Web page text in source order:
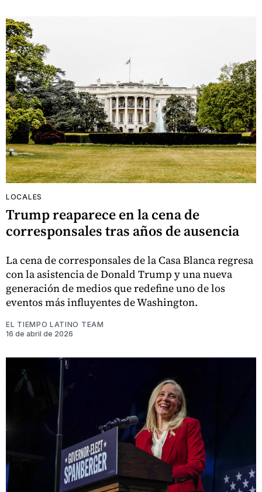
LOCALES
Trump reaparece en la cena de
corresponsales tras años de ausencia
La cena de corresponsales de la Casa Blanca regresa
con la asistencia de Donald Trump y una nueva
generación de medios que redefine uno de los
eventos más influyentes de Washington.
EL TIEMPO LATINO TEAM
16 de abril de 2026